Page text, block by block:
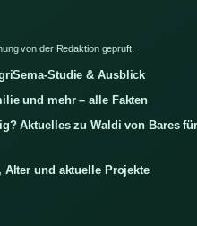
von der Redaktion gepruft.
Studie & Ausblick
und mehr – alle Fakten
Aktuelles zu Waldi von Bares
Alter und aktuelle Projekte